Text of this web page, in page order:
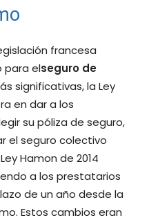
francesa
para elseguro de
significativas, la Ley
en dar a los
su póliza de seguro,
el seguro colectivo
Hamon de 2014
a los prestatarios
de un año desde la
Estos cambios eran